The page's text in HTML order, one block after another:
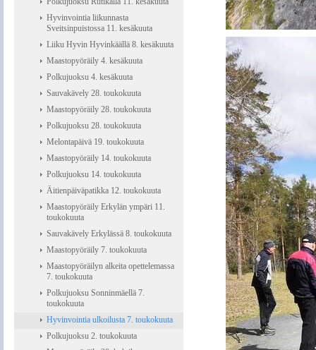
Hyvinvointia liikunnasta
Sveitsinpuistossa 11. kesäkuuta
Liiku Hyvin Hyvinkäällä 8. kesäkuuta
Maastopyöräily 4. kesäkuuta
Polkujuoksu 4. kesäkuuta
Sauvakävely 28. toukokuuta
Maastopyöräily 28. toukokuuta
Polkujuoksu 28. toukokuuta
Melontapäivä 19. toukokuuta
Maastopyöräily 14. toukokuuta
Polkujuoksu 14. toukokuuta
Äitienpäiväpatikka 12. toukokuuta
Maastopyöräily Erkylän ympäri 11.
toukokuuta
Sauvakävely Erkylässä 8. toukokuuta
Maastopyöräily 7. toukokuuta
Maastopyöräilyn alkeita opettelemassa
7. toukokuuta
Polkujuoksu Sonninmäellä 7.
toukokuuta
Hyvinvointia ulkoilusta 7. toukokuuta
Polkujuoksu 2. toukokuuta